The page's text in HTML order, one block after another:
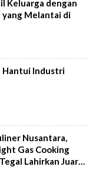
Keluarga dengan
yang Melantai di
Industri
Nusantara,
Gas Cooking
Lahirkan Juara